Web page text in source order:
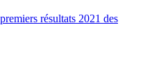
résultats 2021 des